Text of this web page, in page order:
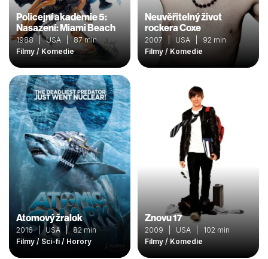
Policejní akademie 5:
Nasazení: Miami Beach
1988 | USA | 87 min
Filmy / Komedie
Neuvěřitelný život
rockera Coxe
2007 | USA | 92 min
Filmy / Komedie
Atomový žralok
2016 | USA | 82 min
Filmy / Sci-fi / Horory
Znovu 17
2009 | USA | 102 min
Filmy / Komedie